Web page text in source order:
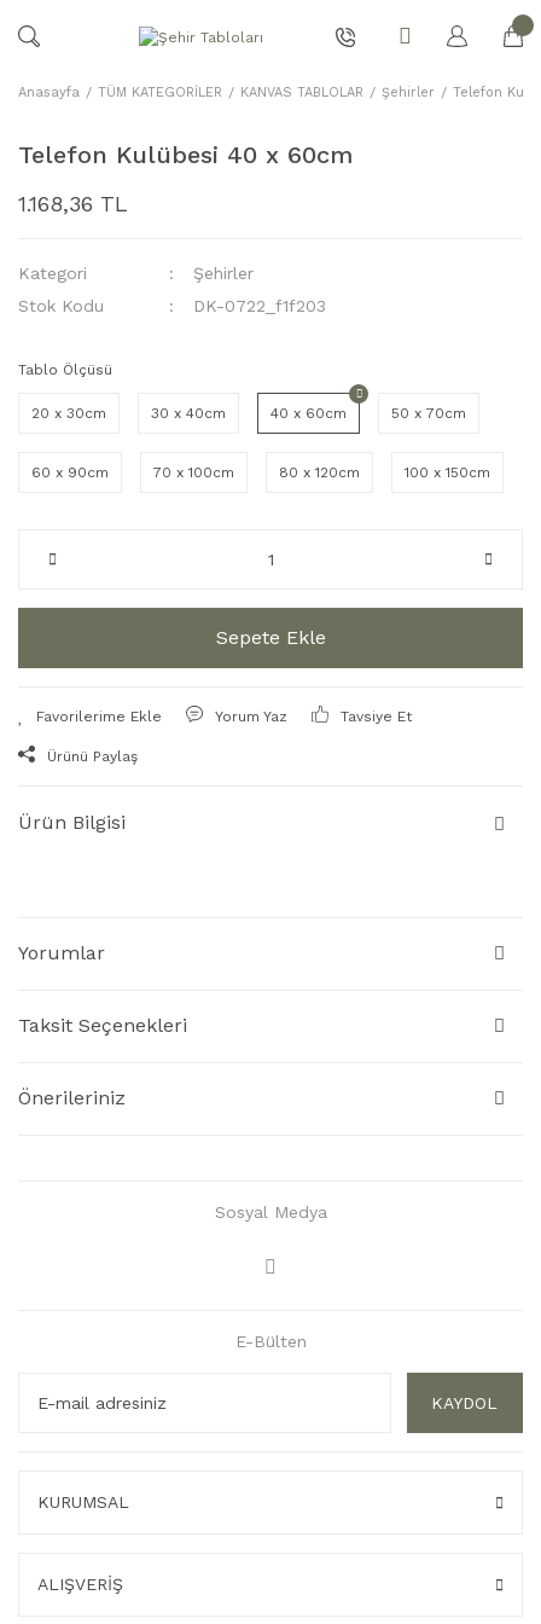
Anasayfa TÜM KATEGORİLER KANVAS TABLOLAR Şehirler Telefon
Telefon Kulübesi 40 x 60cm
1.168,36 TL
Kategori
Şehirler
Stok Kodu
DK-0722_f1f203
Tablo Ölçüsü
20 x 30cm 30 x 40cm 40 x 60cm 50 x 70cm
60 x 90cm 70 x 100cm 80 x 120cm 100 x 150cm
Sepete Ekle
Yorum Yaz Tavsiye Et
Ürünü Paylaş
Ürün Bilgisi
Yorumlar
Taksit Seçenekleri
Önerileriniz
Sosyal Medya
E-Bülten
KAYDOL
KURUMSAL
ALIŞVERİŞ